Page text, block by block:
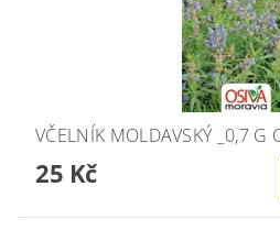
VČELNÍK MOLDAVSKÝ _0,7 G
25 Kč